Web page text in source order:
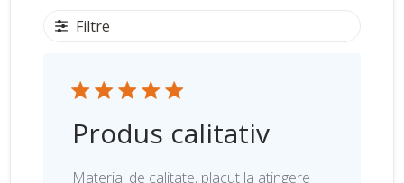
Filtre
Produs calitativ
Material de calitate, placut la atingere